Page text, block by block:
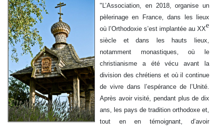
"L’Association, en 2018, organise un
pèlerinage en France, dans les lieux
où l’Orthodoxie s’est implantée au XXe
siècle et dans les hauts lieux,
notamment monastiques, où le
christianisme a été vécu avant la
division des chrétiens et où il continue
de vivre dans l’espérance de l’Unité.
Après avoir visité, pendant plus de dix
ans, les pays de tradition orthodoxe et,
tout en en témoignant, d’avoir